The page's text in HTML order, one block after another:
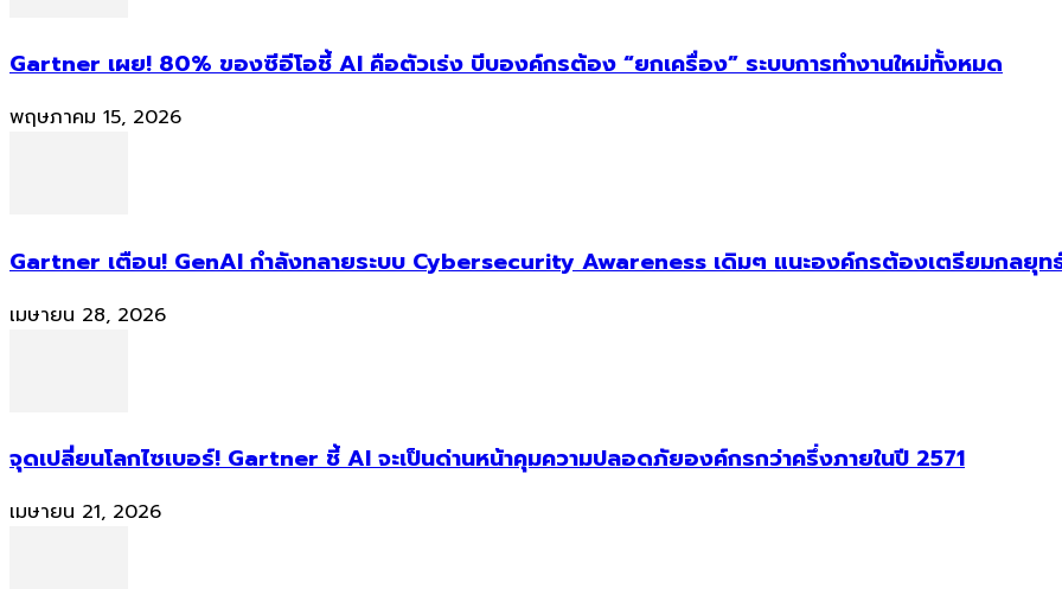
Gartner เผย! 80% ของซีอีโอชี้ AI คือตัวเร่ง บีบองค์กรต้อง “ยกเครื่อง” ระบบการทำงานใหม่ทั้งหมด
พฤษภาคม 15, 2026
Gartner เตือน! GenAI กำลังทลายระบบ Cybersecurity Awareness เดิมๆ แนะองค์กรต้องเตรียมกลยุท
เมษายน 28, 2026
จุดเปลี่ยนโลกไซเบอร์! Gartner ชี้ AI จะเป็นด่านหน้าคุมความปลอดภัยองค์กรกว่าครึ่งภายในปี 2571
เมษายน 21, 2026